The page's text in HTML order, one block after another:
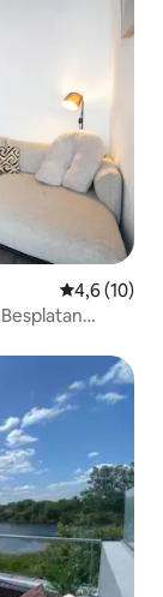
Prosječna
4,6 (10)